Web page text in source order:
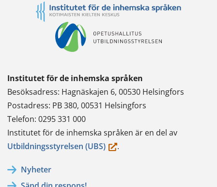
Institutet för de inhemska språken
Besöksadress: Hagnäskajen 6, 00530 Helsingfors
Postadress: PB 380, 00531 Helsingfors
Telefon: 0295 331 000
Institutet för de inhemska språken är en del av
Utbildningsstyrelsen (UBS)(du.
Nyheter